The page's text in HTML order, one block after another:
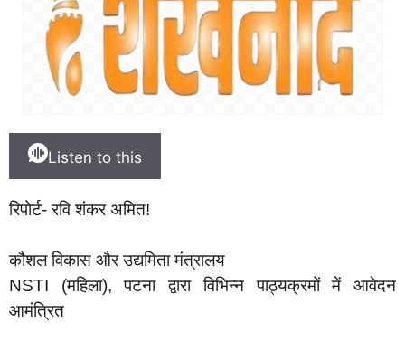
Listen to this
रिपोर्ट- रवि शंकर अमित!
कौशल विकास और उद्यमिता मंत्रालय
NSTI (महिला), पटना द्वारा विभिन्न पाठ्यक्रमों में आवेदन
आमंत्रित